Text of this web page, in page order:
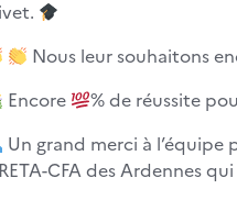
Nous leur souhaitons
Encore
% de réussite
Un grand merci à
CFA des Ardennes